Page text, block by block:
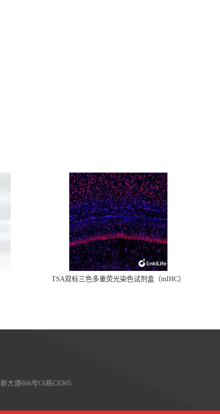
TSA双标三色多重荧光染色试剂盒（mIHC）
大道666号C6栋C6305